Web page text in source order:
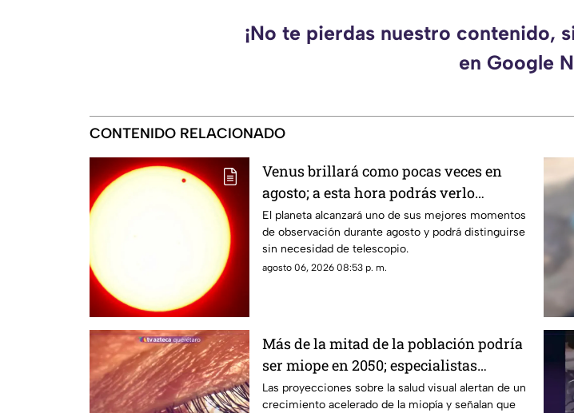
¡No te pierdas nuestro contenido,
en Google
CONTENIDO RELACIONADO
Venus brillará como pocas veces en
agosto; a esta hora podrás verlo
durante este mes
El planeta alcanzará uno de sus mejores momentos
de observación durante agosto y podrá distinguirse
sin necesidad de telescopio.
agosto 06, 2026 08:53 p. m.
Más de la mitad de la población podría
ser miope en 2050; especialistas
advierten las causas
Las proyecciones sobre la salud visual alertan de un
crecimiento acelerado de la miopía y señalan que